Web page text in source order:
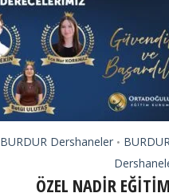
BURDUR Dershaneler •
ÖZEL NADİR